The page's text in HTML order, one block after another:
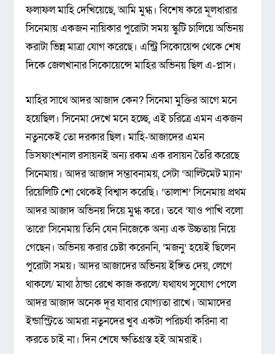
ফলাফল মাহি দেখিয়েছে, আমি মুগ্ধ। বিশেষ করে মূলধারার
সিনেমায় একজন নায়িকার পুরোটা সময় স্কুটি চালিয়ে অভিনয়
করাটা ভিন্ন মাত্রা যোগ করেছে। এন্ট্রি সিকোয়েন্স থেকে শেষ
দিকে জেলখানার সিকোয়েন্সে মাহির অভিনয় ছিল এ-প্লাস।
মাহির সাথে আদর আজাদ কেন? সিনেমা মুক্তির আগে মনে
হয়েছিল। সিনেমা দেখে মনে হচ্ছে, এই চরিত্রে এমন একজন
নতুনকেই তো দরকার ছিল। মাহি-আজাদের এমন
ডিসফাংশনাল রসায়নই অন্য রকম এক রসায়ন তৈরি করেছে
সিনেমায়। আদর আজাদ সম্ভাবনাময়, সেটা ‘আল্টিমেট ম্যান’
রিয়েলিটি শো থেকেই বিশ্বাস করেছি। ‘তালাশ’ সিনেমায় প্রথম
আদর আজাদ অভিনয় দিয়ে মুগ্ধ করে। তবে ‘যাও পাখি বলো
তারে’ সিনেমায় তিনি যেন নিজেকে অন্য এক উচ্চতায় নিয়ে
গেছেন। অভিনয় করার চেষ্টা করেননি, ‘মজনু’ হয়েই ছিলেন
পুরোটা সময়। আদর আজাদের অভিনয় ইঙ্গিত দেয়, লেগে
থাকলে/ মাথা ঠান্ডা রেখে কাজ করলে/ যথাযথ সুযোগ পেলে
আদর আজাদ অনেক দূর যাবার যোগ্যতা রাখে। আমাদের
ইন্ডাস্ট্রিতে আমরা নতুনদের খুব একটা পরিচর্যা করিনা বা
করতে চাই না। দিন শেষে ক্ষতিগ্রস্ত হই আমরাই।